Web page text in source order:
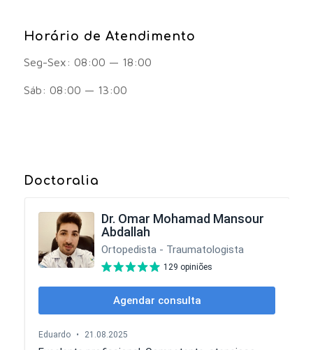
Horário de Atendimento
Seg-Sex: 08:00 — 18:00
Sáb: 08:00 — 13:00
Doctoralia